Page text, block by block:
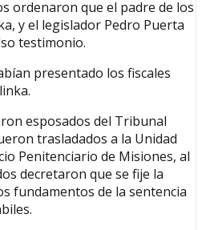
ordenaron que el padre de los
y el legislador Pedro Puerta
testimonio.
presentado los fiscales
esposados del Tribunal
trasladados a la Unidad
Penitenciario de Misiones, al
decretaron que se fije la
fundamentos de la sentencia